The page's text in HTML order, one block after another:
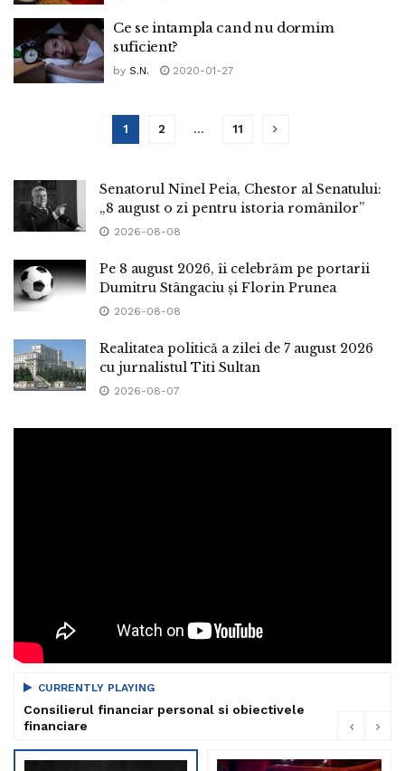
Ce se intampla cand nu dormim
suficient?
by S.N. 2020-01-27
1 2 … 11
Senatorul Ninel Peia, Chestor al Senatului:
„8 august o zi pentru istoria românilor”
2026-08-08
Pe 8 august 2026, îi celebrăm pe portarii
Dumitru Stângaciu și Florin Prunea
2026-08-08
Realitatea politică a zilei de 7 august 2026
cu jurnalistul Titi Sultan
2026-08-07
CURRENTLY PLAYING
Consilierul financiar personal si obiectivele
financiare